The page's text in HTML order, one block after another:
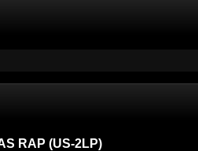
RAP (US-2LP)